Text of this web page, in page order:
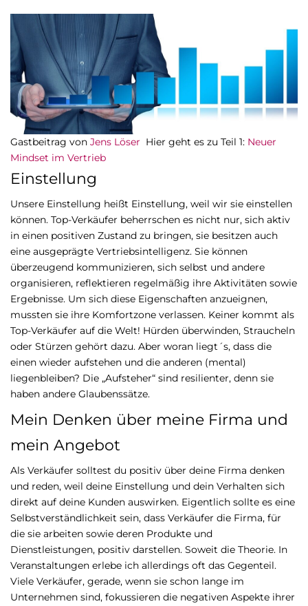
Gastbeitrag von Jens Löser Hier geht es zu Teil 1: Neuer
Mindset im Vertrieb
Einstellung
Unsere Einstellung heißt Einstellung, weil wir sie einstellen
können. Top-Verkäufer beherrschen es nicht nur, sich aktiv
in einen positiven Zustand zu bringen, sie besitzen auch
eine ausgeprägte Vertriebsintelligenz. Sie können
überzeugend kommunizieren, sich selbst und andere
organisieren, reflektieren regelmäßig ihre Aktivitäten sowie
Ergebnisse. Um sich diese Eigenschaften anzueignen,
mussten sie ihre Komfortzone verlassen. Keiner kommt als
Top-Verkäufer auf die Welt! Hürden überwinden, Straucheln
oder Stürzen gehört dazu. Aber woran liegt´s, dass die
einen wieder aufstehen und die anderen (mental)
liegenbleiben? Die „Aufsteher“ sind resilienter, denn sie
haben andere Glaubenssätze.
Mein Denken über meine Firma und
mein Angebot
Als Verkäufer solltest du positiv über deine Firma denken
und reden, weil deine Einstellung und dein Verhalten sich
direkt auf deine Kunden auswirken. Eigentlich sollte es eine
Selbstverständlichkeit sein, dass Verkäufer die Firma, für
die sie arbeiten sowie deren Produkte und
Dienstleistungen, positiv darstellen. Soweit die Theorie. In
Veranstaltungen erlebe ich allerdings oft das Gegenteil.
Viele Verkäufer, gerade, wenn sie schon lange im
Unternehmen sind, fokussieren die negativen Aspekte ihrer